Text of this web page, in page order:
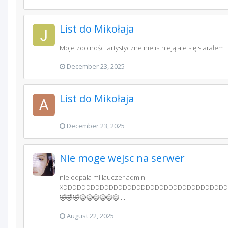
List do Mikołaja
Moje zdolności artystyczne nie istnieją ale się starałem
December 23, 2025
List do Mikołaja
December 23, 2025
Nie moge wejsc na serwer
nie odpala mi lauczer admin
🤣🤣🤣😂😂😂😂😂😂 ...
August 22, 2025